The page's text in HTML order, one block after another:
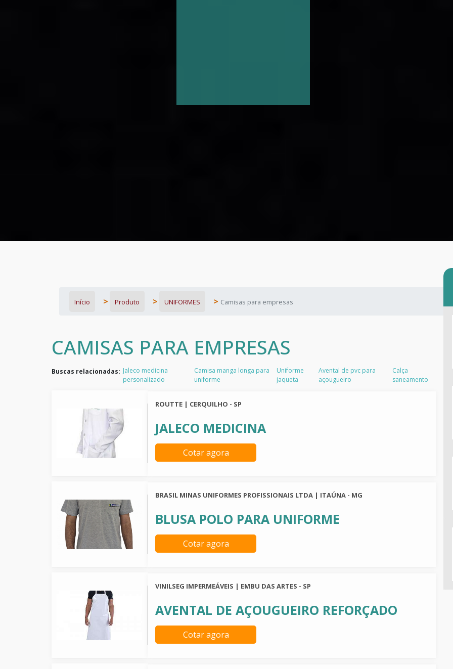
Início Produto UNIFORMES Camisas para empresas
CAMISAS PARA EMPRESAS
Buscas relacionadas: Jaleco medicina
personalizado
Camisa manga longa para
uniforme
Uniforme
jaqueta
Avental de pvc para
açougueiro
Calça
saneamento
ROUTTE | CERQUILHO - SP
JALECO MEDICINA
Cotar agora
BRASIL MINAS UNIFORMES PROFISSIONAIS LTDA | ITAÚNA - MG
BLUSA POLO PARA UNIFORME
Cotar agora
VINILSEG IMPERMEÁVEIS | EMBU DAS ARTES - SP
AVENTAL DE AÇOUGUEIRO REFORÇADO
Cotar agora